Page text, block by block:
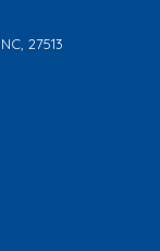
27513